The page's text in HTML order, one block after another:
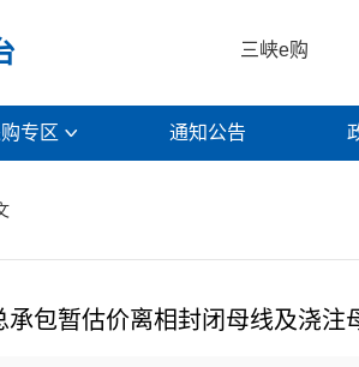
三峡e购
专区  通知公告
包暂估价离相封闭母线及浇注